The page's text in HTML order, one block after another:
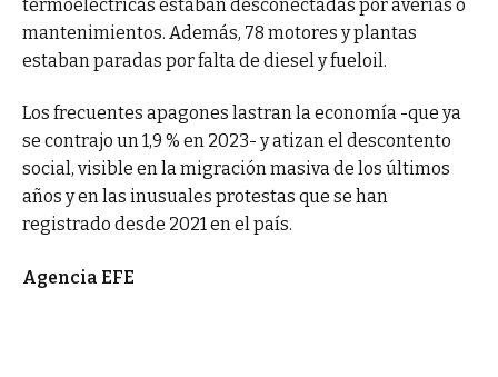
termoeléctricas estaban desconectadas por averías o
mantenimientos. Además, 78 motores y plantas
estaban paradas por falta de diesel y fueloil.
Los frecuentes apagones lastran la economía -que ya
se contrajo un 1,9 % en 2023- y atizan el descontento
social, visible en la migración masiva de los últimos
años y en las inusuales protestas que se han
registrado desde 2021 en el país.
Agencia EFE